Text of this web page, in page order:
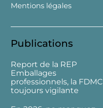
Mentions légales
Publications
Report de la REP
Emballages
professionnels, la FDMC
toujours vigilante